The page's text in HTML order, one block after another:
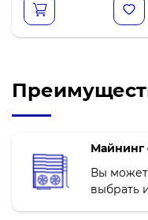
Майнинг
Вы
выбрать